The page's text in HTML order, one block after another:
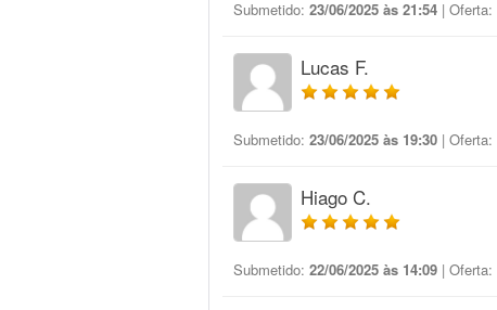
Submetido: 23/06/2025 às 21:54 | Oferta:
Lucas F.
Submetido: 23/06/2025 às 19:30 | Oferta:
Hiago C.
Submetido: 22/06/2025 às 14:09 | Oferta: